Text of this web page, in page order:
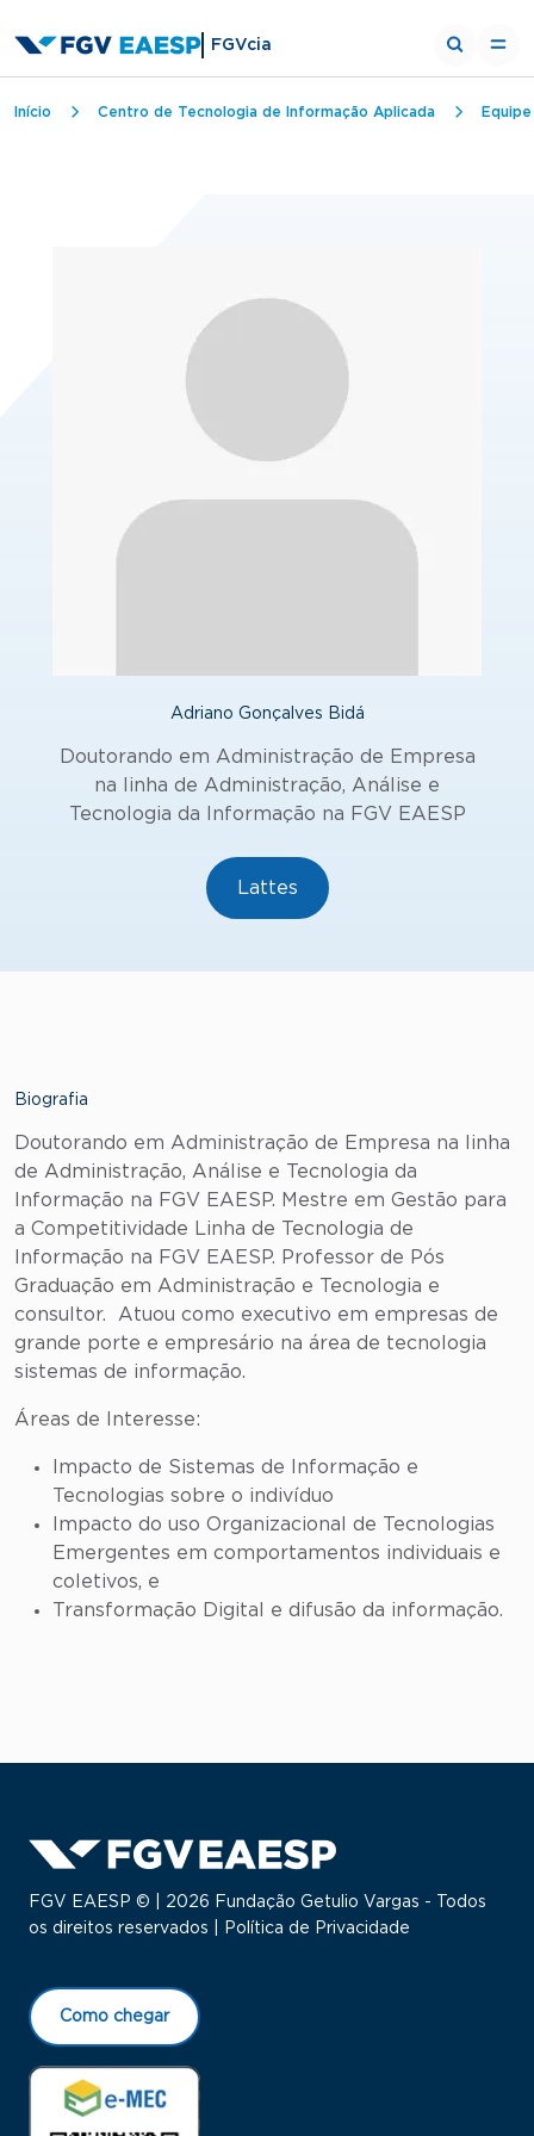
FGVcia
Trilha de navegação
Início Centro de Tecnologia de Informação Aplicada Equipe
Adriano Gonçalves Bidá
Doutorando em Administração de Empresa
na linha de Administração, Análise e
Tecnologia da Informação na FGV EAESP
Lattes
Biografia
Doutorando em Administração de Empresa na linha
de Administração, Análise e Tecnologia da
Informação na FGV EAESP. Mestre em Gestão para
a Competitividade Linha de Tecnologia de
Informação na FGV EAESP. Professor de Pós
Graduação em Administração e Tecnologia e
consultor. Atuou como executivo em empresas de
grande porte e empresário na área de tecnologia
sistemas de informação.
Áreas de Interesse:
Impacto de Sistemas de Informação e
Tecnologias sobre o indivíduo
Impacto do uso Organizacional de Tecnologias
Emergentes em comportamentos individuais e
coletivos, e
Transformação Digital e difusão da informação.
FGV EAESP © | 2026 Fundação Getulio Vargas - Todos
os direitos reservados |
Política de Privacidade
Como chegar